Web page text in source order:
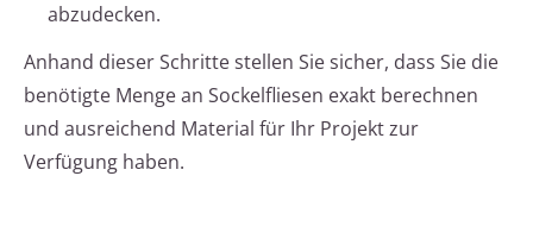
abzudecken.
Anhand dieser Schritte stellen Sie sicher, dass Sie die
benötigte Menge an Sockelfliesen exakt berechnen
und ausreichend Material für Ihr Projekt zur
Verfügung haben.